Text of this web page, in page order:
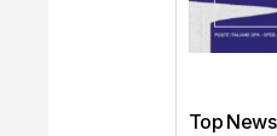
Top News